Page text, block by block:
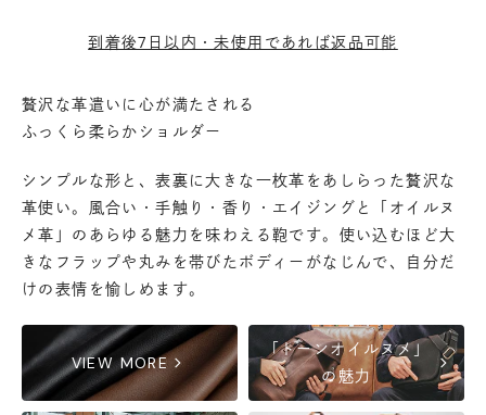
丸の内店 - 在庫 -△
渋谷店 - 在庫 -△
六本木店 - 在庫 -△
日本橋店- 在庫 -△
自由が丘店- 在庫 -△
到着後7日以内・未使用であれば返品可能
贅沢な革遣いに心が満たされる
ふっくら柔らかショルダー
シンプルな形と、表裏に大きな一枚革をあしらった贅沢な
革使い。風合い・手触り・香り・エイジングと「オイルヌ
メ革」のあらゆる魅力を味わえる鞄です。使い込むほど大
きなフラップや丸みを帯びたボディーがなじんで、自分だ
けの表情を愉しめます。
VIEW MOREchevron_right
「トーンオイルヌメ」
の魅力
chevron_right